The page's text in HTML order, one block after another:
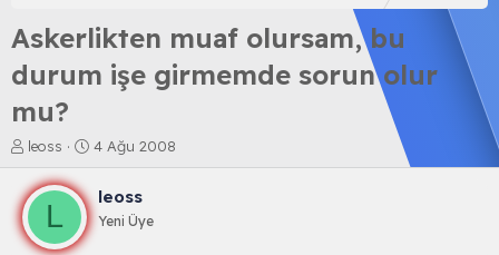
Askerlikten muaf olursam, bu
durum işe girmemde sorun olur
mu?
K
o
n
b
u
y
leoss
B
a
l
a
4 Ağu 2008
L
leoss
Yeni Üye